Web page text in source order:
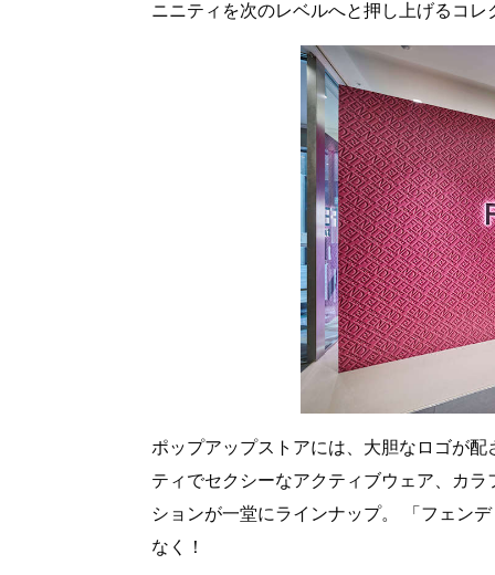
ニニティを次のレベルへと押し上げるコレ
ポップアップストアには、大胆なロゴが
ティでセクシーなアクティブウェア、カ
ションが一堂にラインナップ。 「フェン
なく！